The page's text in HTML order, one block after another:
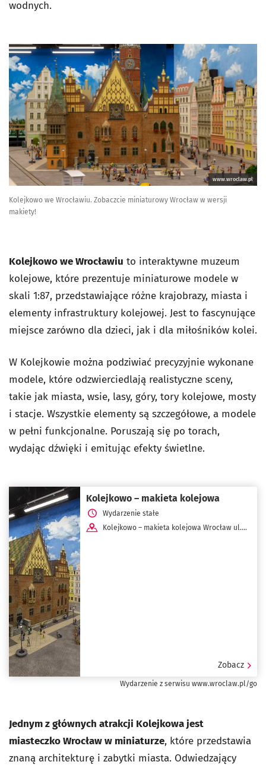
wodnych.
www.wroclaw.pl
Kolejkowo we Wrocławiu. Zobaczcie miniaturowy Wrocław w wersji
makiety!
Kolejkowo we Wrocławiu to interaktywne muzeum
kolejowe, które prezentuje miniaturowe modele w
skali 1:87, przedstawiające różne krajobrazy, miasta i
elementy infrastruktury kolejowej. Jest to fascynujące
miejsce zarówno dla dzieci, jak i dla miłośników kolei.
W Kolejkowie można podziwiać precyzyjnie wykonane
modele, które odzwierciedlają realistyczne sceny,
takie jak miasta, wsie, lasy, góry, tory kolejowe, mosty
i stacje. Wszystkie elementy są szczegółowe, a modele
w pełni funkcjonalne. Poruszają się po torach,
wydając dźwięki i emitując efekty świetlne.
Kolejkowo – makieta kolejowa
Wydarzenie stałe
Kolejkowo – makieta kolejowa Wrocław ul.
Zobacz
Wydarzenie z serwisu www.wroclaw.pl/go
Jednym z głównych atrakcji Kolejkowa jest
miasteczko Wrocław w miniaturze, które przedstawia
znaną architekturę i zabytki miasta. Odwiedzający